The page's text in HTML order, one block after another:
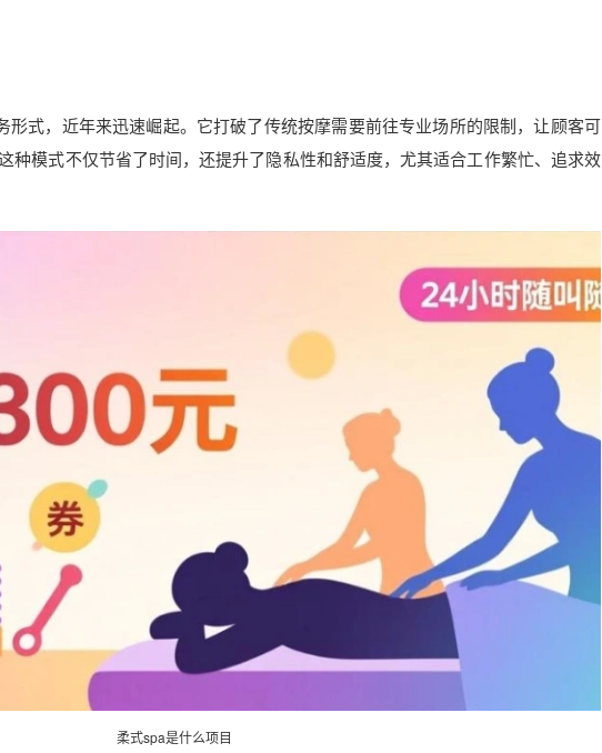
形式，近年来迅速崛起。它打破了传统按摩需要前往专业场所的限制，让顾客可
种模式不仅节省了时间，还提升了隐私性和舒适度，尤其适合工作繁忙、追求效
柔式spa是什么项目